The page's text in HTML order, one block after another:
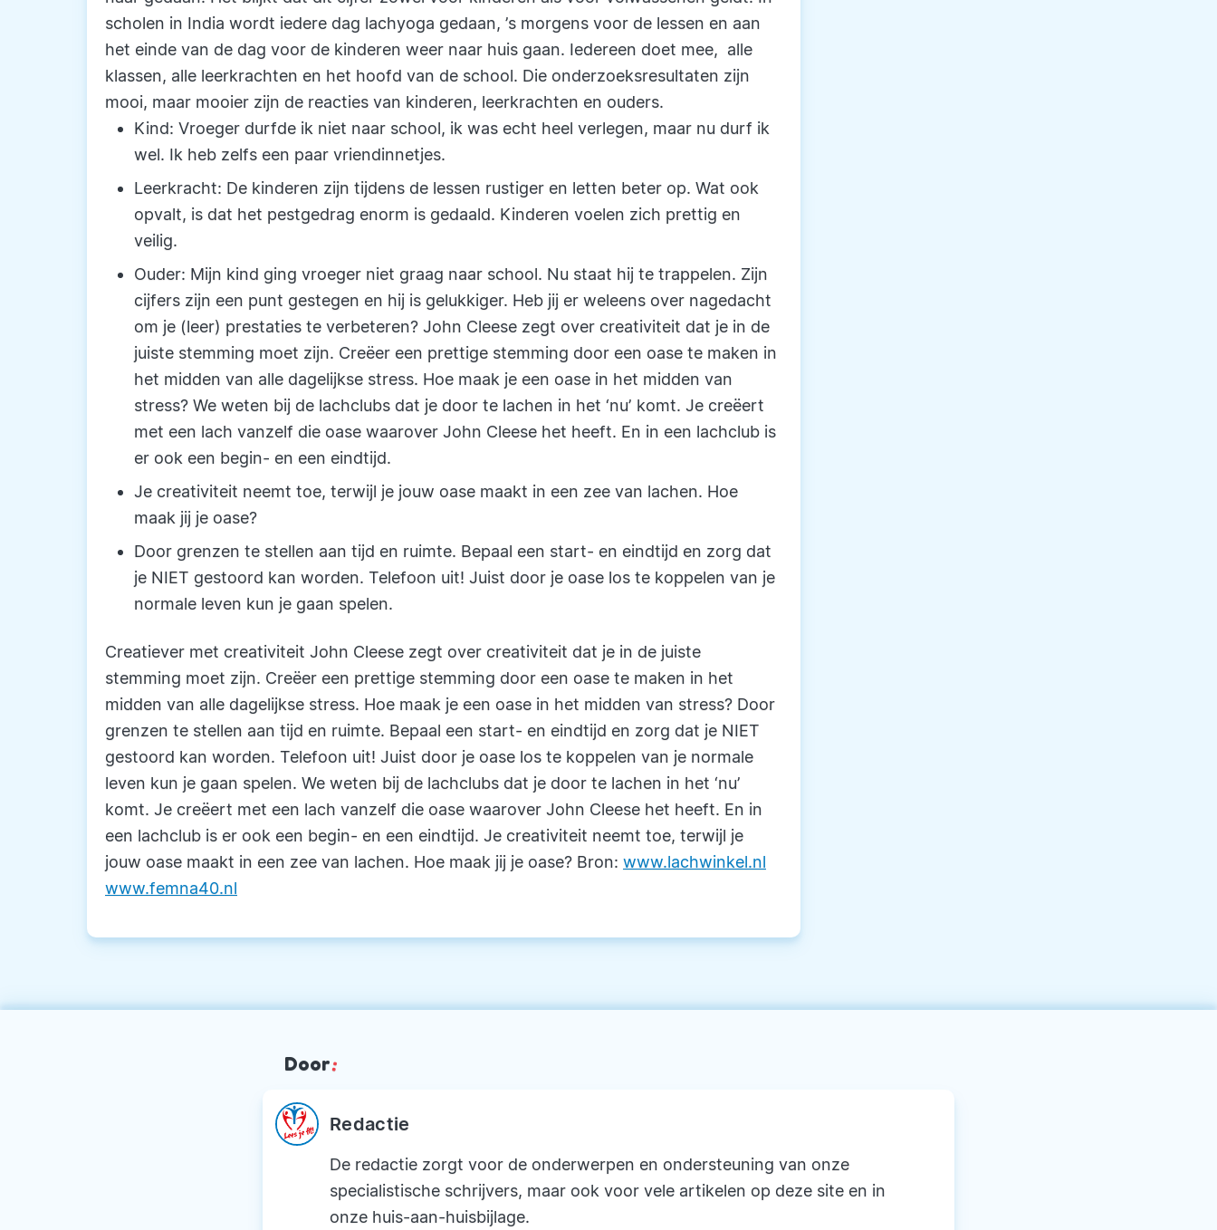
scholen in India wordt iedere dag lachyoga gedaan, ’s morgens voor de lessen en aan
het einde van de dag voor de kinderen weer naar huis gaan. Iedereen doet mee, alle
klassen, alle leerkrachten en het hoofd van de school. Die onderzoeksresultaten zijn
mooi, maar mooier zijn de reacties van kinderen, leerkrachten en ouders.
Kind: Vroeger durfde ik niet naar school, ik was echt heel verlegen, maar nu durf ik
wel. Ik heb zelfs een paar vriendinnetjes.
Leerkracht: De kinderen zijn tijdens de lessen rustiger en letten beter op. Wat ook
opvalt, is dat het pestgedrag enorm is gedaald. Kinderen voelen zich prettig en
veilig.
Ouder: Mijn kind ging vroeger niet graag naar school. Nu staat hij te trappelen. Zijn
cijfers zijn een punt gestegen en hij is gelukkiger. Heb jij er weleens over nagedacht
om je (leer) prestaties te verbeteren? John Cleese zegt over creativiteit dat je in de
juiste stemming moet zijn. Creëer een prettige stemming door een oase te maken in
het midden van alle dagelijkse stress. Hoe maak je een oase in het midden van
stress? We weten bij de lachclubs dat je door te lachen in het ‘nu’ komt. Je creëert
met een lach vanzelf die oase waarover John Cleese het heeft. En in een lachclub is
er ook een begin- en een eindtijd.
Je creativiteit neemt toe, terwijl je jouw oase maakt in een zee van lachen. Hoe
maak jij je oase?
Door grenzen te stellen aan tijd en ruimte. Bepaal een start- en eindtijd en zorg dat
je NIET gestoord kan worden. Telefoon uit! Juist door je oase los te koppelen van je
normale leven kun je gaan spelen.
Creatiever met creativiteit John Cleese zegt over creativiteit dat je in de juiste
stemming moet zijn. Creëer een prettige stemming door een oase te maken in het
midden van alle dagelijkse stress. Hoe maak je een oase in het midden van stress? Door
grenzen te stellen aan tijd en ruimte. Bepaal een start- en eindtijd en zorg dat je NIET
gestoord kan worden. Telefoon uit! Juist door je oase los te koppelen van je normale
leven kun je gaan spelen. We weten bij de lachclubs dat je door te lachen in het ‘nu’
komt. Je creëert met een lach vanzelf die oase waarover John Cleese het heeft. En in
een lachclub is er ook een begin- en een eindtijd. Je creativiteit neemt toe, terwijl je
jouw oase maakt in een zee van lachen. Hoe maak jij je oase? Bron: www.lachwinkel.nl
www.femna40.nl
Door:
Redactie
De redactie zorgt voor de onderwerpen en ondersteuning van onze
specialistische schrijvers, maar ook voor vele artikelen op deze site en in
onze huis-aan-huisbijlage.